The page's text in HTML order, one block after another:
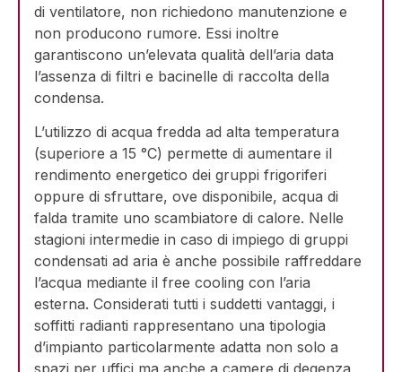
di ventilatore, non richiedono manutenzione e
non producono rumore. Essi inoltre
garantiscono un’elevata qualità dell’aria data
l’assenza di filtri e bacinelle di raccolta della
condensa.
L’utilizzo di acqua fredda ad alta temperatura
(superiore a 15 °C) permette di aumentare il
rendimento energetico dei gruppi frigoriferi
oppure di sfruttare, ove disponibile, acqua di
falda tramite uno scambiatore di calore. Nelle
stagioni intermedie in caso di impiego di gruppi
condensati ad aria è anche possibile raffreddare
l’acqua mediante il free cooling con l’aria
esterna. Considerati tutti i suddetti vantaggi, i
soffitti radianti rappresentano una tipologia
d’impianto particolarmente adatta non solo a